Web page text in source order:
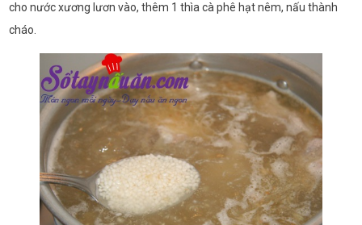
cho nước xương lươn vào, thêm 1 thìa cà phê hạt nêm, nấu thành
cháo.